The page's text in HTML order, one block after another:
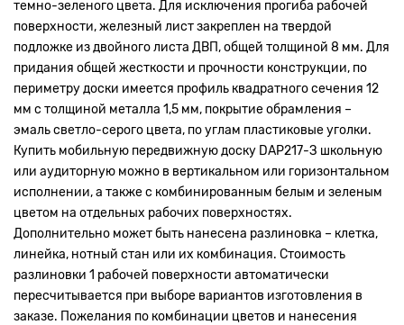
темно-зеленого цвета. Для исключения прогиба рабочей
поверхности, железный лист закреплен на твердой
подложке из двойного листа ДВП, общей толщиной 8 мм. Для
придания общей жесткости и прочности конструкции, по
периметру доски имеется профиль квадратного сечения 12
мм с толщиной металла 1,5 мм, покрытие обрамления –
эмаль светло-серого цвета, по углам пластиковые уголки.
Купить мобильную передвижную доску DAP217-З школьную
или аудиторную можно в вертикальном или горизонтальном
исполнении, а также с комбинированным белым и зеленым
цветом на отдельных рабочих поверхностях.
Дополнительно может быть нанесена разлиновка – клетка,
линейка, нотный стан или их комбинация. Стоимость
разлиновки 1 рабочей поверхности автоматически
пересчитывается при выборе вариантов изготовления в
заказе. Пожелания по комбинации цветов и нанесения